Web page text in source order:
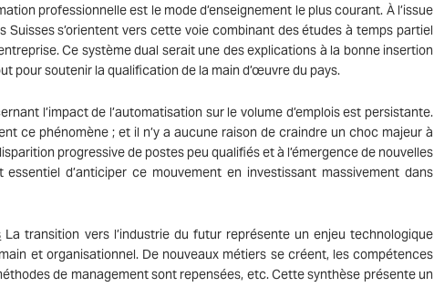
professionnelle est le mode d’enseignement le plus courant. À l’issue
s’orientent vers cette voie combinant des études à temps partiel
Ce système dual serait une des explications à la bonne insertion
pour soutenir la qualification de la main d’œuvre du pays.
l’impact de l’automatisation sur le volume d’emplois est persistante.
ce phénomène ; et il n’y a aucune raison de craindre un choc majeur à
progressive de postes peu qualifiés et à l’émergence de nouvelles
d’anticiper ce mouvement en investissant massivement dans
La transition vers l’industrie du futur représente un enjeu technologique
et organisationnel. De nouveaux métiers se créent, les compétences
de management sont repensées, etc. Cette synthèse présente un